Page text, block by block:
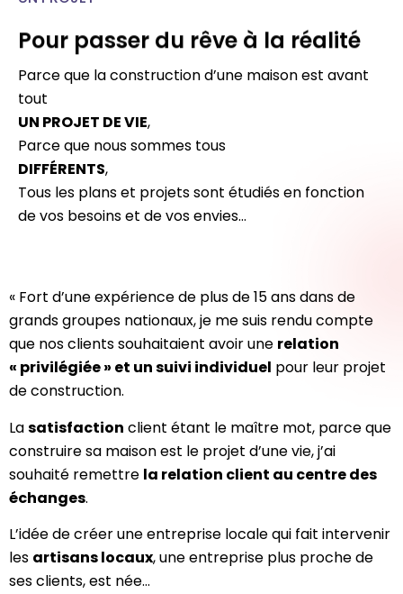
Pour passer du rêve à la réalité
Parce que la construction d’une maison est avant
tout
UN PROJET DE VIE,
Parce que nous sommes tous
DIFFÉRENTS,
Tous les plans et projets sont étudiés en fonction
de vos besoins et de vos envies…
« Fort d’une expérience de plus de 15 ans dans de
grands groupes nationaux, je me suis rendu compte
que nos clients souhaitaient avoir une relation
« privilégiée » et un suivi individuel pour leur projet
de construction.
Lasatisfaction client étant le maître mot, parce que
construire sa maison est le projet d’une vie, j’ai
souhaité remettre la relation client au centre des
échanges.
L’idée de créer une entreprise locale qui fait intervenir
les artisans locaux, une entreprise plus proche de
ses clients, est née…